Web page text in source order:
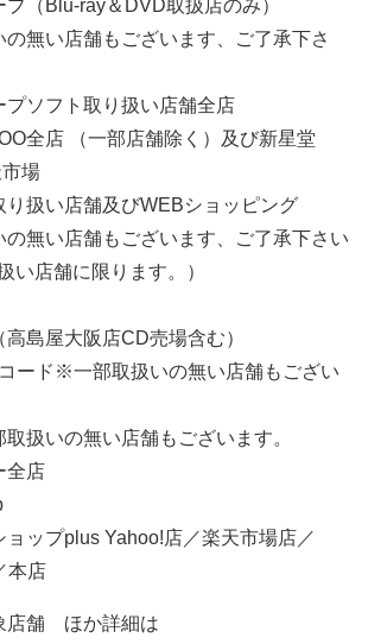
（Blu-ray＆DVD取扱店のみ）
無い店舗もございます、ご了承下さ
プソフト取り扱い店舗全店
全店 （一部店舗除く）及び新星堂
市場
り扱い店舗及びWEBショッピング
無い店舗もございます、ご了承下さい
い店舗に限ります。）
島屋大阪店CD売場含む）
ード※一部取扱いの無い店舗もござい
扱いの無い店舗もございます。
全店
ョップplus Yahoo!店／楽天市場店／
本店
店舗 ほか詳細は